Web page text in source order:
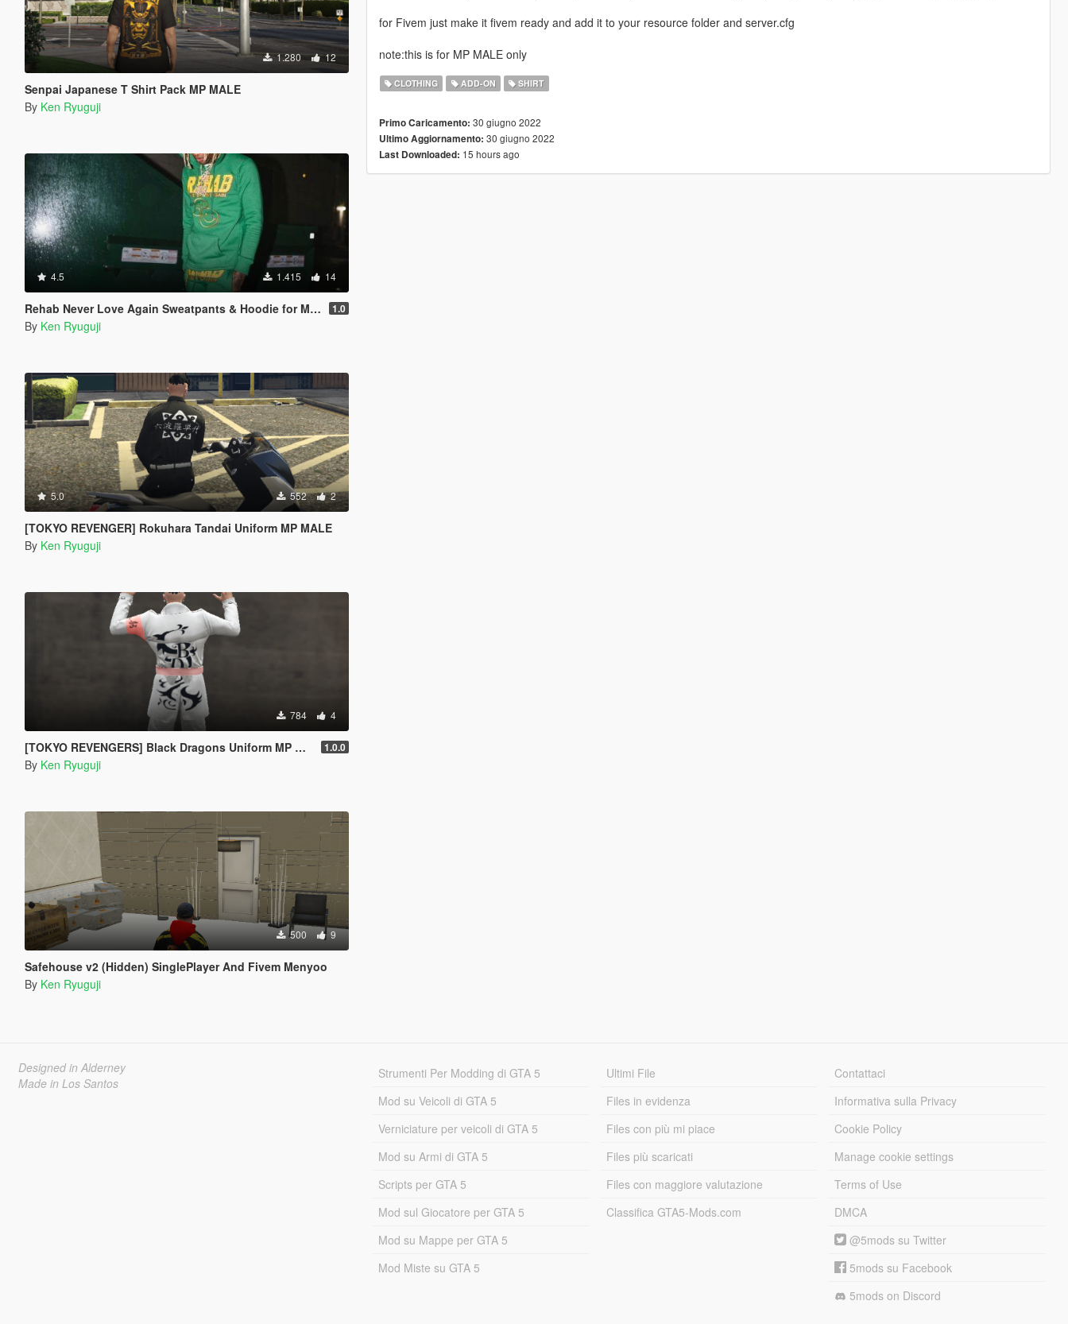
1.280 12
Senpai Japanese T Shirt Pack MP MALE
By Ken Ryuguji
4.5 1.415 14
Rehab Never Love Again Sweatpants & Hoodie for MP Male 1.0
By Ken Ryuguji
5.0 552 2
[TOKYO REVENGER] Rokuhara Tandai Uniform MP MALE
By Ken Ryuguji
784 4
[TOKYO REVENGERS] Black Dragons Uniform MP Male 1.0.0
By Ken Ryuguji
500 9
Safehouse v2 (Hidden) SinglePlayer And Fivem Menyoo
By Ken Ryuguji
for Fivem just make it fivem ready and add it to your resource folder and server.cfg
note:this is for MP MALE only
CLOTHING ADD-ON SHIRT
Primo Caricamento: 30 giugno 2022
Ultimo Aggiornamento: 30 giugno 2022
Last Downloaded: 15 hours ago
Designed in Alderney
Made in Los Santos
Strumenti Per Modding di GTA 5
Mod su Veicoli di GTA 5
Verniciature per veicoli di GTA 5
Mod su Armi di GTA 5
Scripts per GTA 5
Mod sul Giocatore per GTA 5
Mod su Mappe per GTA 5
Mod Miste su GTA 5
Ultimi File
Files in evidenza
Files con più mi piace
Files più scaricati
Files con maggiore valutazione
Classifica GTA5-Mods.com
Contattaci
Informativa sulla Privacy
Cookie Policy
Manage cookie settings
Terms of Use
DMCA
@5mods su Twitter
5mods su Facebook
5mods on Discord